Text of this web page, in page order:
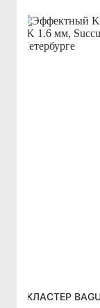
KЛАСТЕР